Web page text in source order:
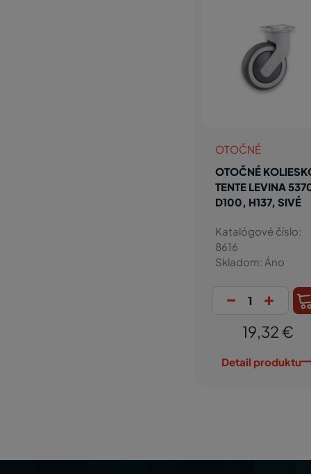
OTOČNÉ
OTOČNÉ
TENTE LEVINA
D100, H137, SIVÉ
Katalógové číslo:
8616
Skladom: Áno
- +
19,32 €
Detail produktu